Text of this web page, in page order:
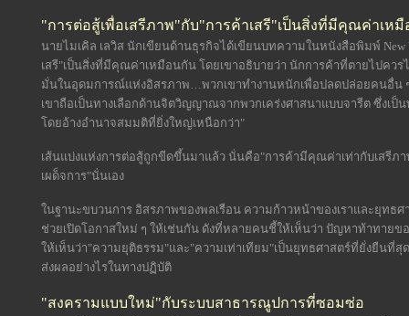
"การต่อสู้เพื่อเสรีภาพ"กับ"การค้าเสรี"เป็นสิ่งที่มีคุณค่าเห
นายไมเคิล เลวิส นักเขียนด้านธุรกิจได้เขียนบทความในหนังสือพิมพ์ New
เสรี"เป็นสิ่งที่มีคุณค่าเหมือนกัน โดยเขาอธิบายว่า นักการค้าที่ตายไปคว
มั่นในอุดมการณ์แห่งอิสรภาพ…พวกเขาทำงานหนักเพื่อปลดปล่อยคนอื่น
เขาถือเป็นทางเลือกด้านจิตวิญญาณจากพวกเคร่งศาสนาแบบจารีต ซึ่งเ
โดยอ้างอำนาจสมมติที่ยิ่งใหญ่เหนือกว่า"
เส้นแบ่งแห่งการต่อสู้ถูกขีดขึ้นมาแล้ว นั่นคือ"การค้ามีคุณค่าเท่ากับเสรีภ
เผด็จการ"นั่นเอง
ในฐานะขบวนการ อิสรภาพของพลเรือน ความก้าวหน้าของเราและยุทธ
ช่วยเปิดโอกาสใหม่ ๆ ให้เช่นกัน ดังที่หลายคนชี้ให้เห็นว่า ปัญหาท้าทาย
ให้เห็นว่า"ความยุติธรรม"และ"ความเท่าเทียม"เป็นยุทธศาสตร์ที่ยั่งยืนที่
ส่งผลอย่างไรในทางปฏิบัติ
"สงครามแบบใหม่"กับระบบสาธารณูปการที่ซอมซ่อ